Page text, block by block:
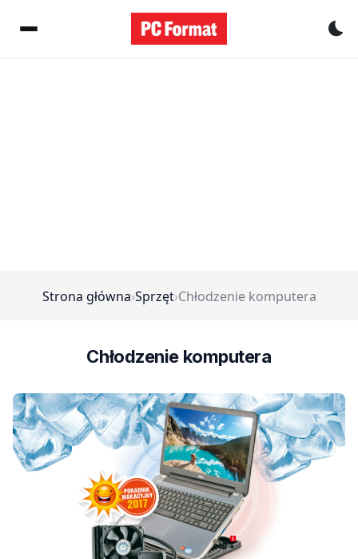
Strona główna›Sprzęt›Chłodzenie komputera
Chłodzenie komputera